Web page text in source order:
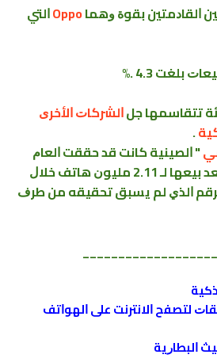
ﺍﻟﻘﺎﺩﻣﺘﻴﻦ ﺑﻘﻮﺓ ﻭﻫﻤﺎOppoﺍﻟﺘﻲ
ﺑﻠﻐﺖ 4.3 .%
ﺍﻟﺸﺮﻛﺎﺕ ﺍﻷﺧﺮﻯ
.
" ﺍﻟﺼﻴﻨﻴﺔ ﻛﺎﻧﺖ ﻗﺪ ﺣﻘﻘﺖ ﺍﻟﻌﺎﻡ
ﺍﻟﻤﺎﺿﻲ ﺭﻗﻤﺎً ﻗﻴﺎﺳﻴﺎ ﺑﻌﺪ ﺑﻴﻌﻬﺎ ﻟـ 2.11 ﻣﻠﻴﻮﻥ ﻫﺎﺗﻒ ﺧﻼﻝ
ﺍﻟﺬﻱ ﻟﻢ ﻳﺴﺒﻖ ﺗﺤﻘﻴﻘﻪ ﻣﻦ ﻃﺮﻑ
ﺃﻓﻀﻞ 5 ﺗﻄﺒﻴﻘﺎﺕ ﻟﺘﺼﻔﺢ ﺍﻻﻧﺘﺮﻧﺖ ﻋﻠﻰ ﺍﻟﻬﻮﺍﺗﻒ
ﺍﻟﺒﻄﺎﺭﻳﺔ